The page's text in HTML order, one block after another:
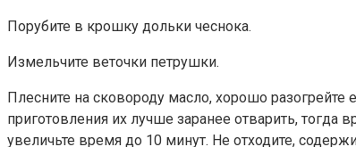
Порубите в крошку дольки чеснока.
Измельчите веточки петрушки.
Плесните на сковороду масло, хорошо
приготовления их лучше заранее отварить,
увеличьте время до 10 минут. Не отходите,